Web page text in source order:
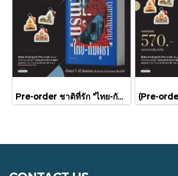
Pre-order ชาติที่รัก "ไทย-กัมพูชา" กับเส้นสมมติ / พวงทอง ภวัครพันธุ์ / มติชน